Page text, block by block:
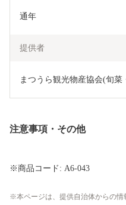
通年
提供者
まつうら観光物産協会(旬菜
注意事項・その他
※商品コード: A6-043
本ページは、提供自治体からの情